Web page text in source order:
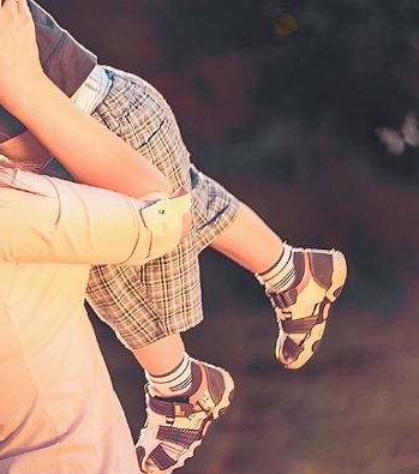
retušování šperků Data pro výcvik AI